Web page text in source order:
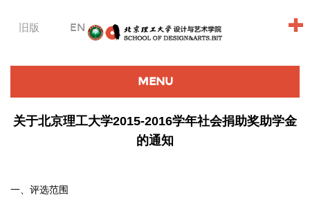
旧版 EN +
MENU
关于北京理工大学2015-2016学年社会捐助奖助学金
的通知
一、评选范围